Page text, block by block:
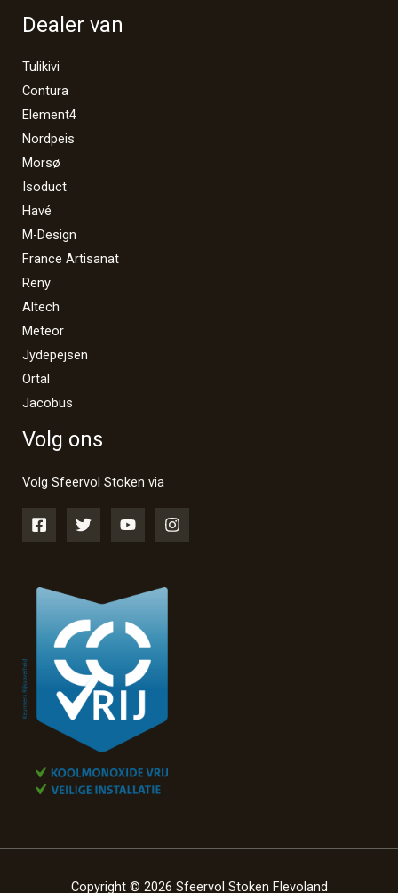
Dealer van
Tulikivi
Contura
Element4
Nordpeis
Morsø
Isoduct
Havé
M-Design
France Artisanat
Reny
Altech
Meteor
Jydepejsen
Ortal
Jacobus
Volg ons
Volg Sfeervol Stoken via
Copyright © 2026 Sfeervol Stoken Flevoland